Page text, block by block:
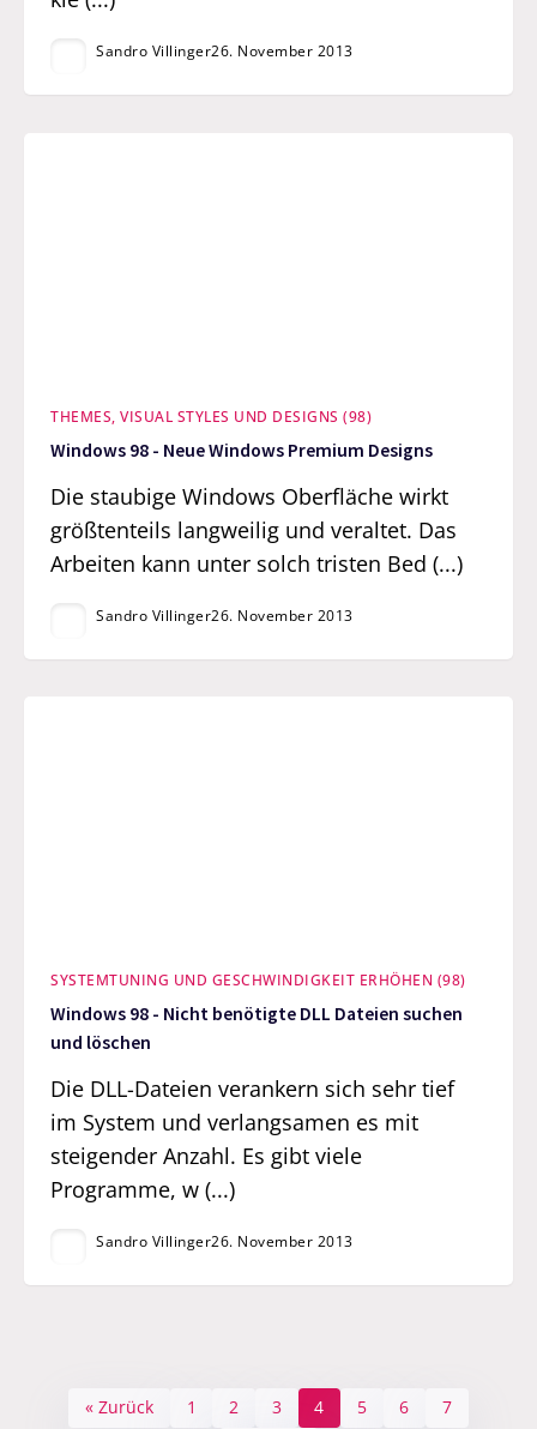
Sandro Villinger26. November 2013
THEMES, VISUAL STYLES UND DESIGNS (98)
Windows 98 - Neue Windows Premium Designs
Die staubige Windows Oberfläche wirkt
größtenteils langweilig und veraltet. Das
Arbeiten kann unter solch tristen Bed (...)
Sandro Villinger26. November 2013
SYSTEMTUNING UND GESCHWINDIGKEIT ERHÖHEN (98)
Windows 98 - Nicht benötigte DLL Dateien suchen
und löschen
Die DLL-Dateien verankern sich sehr tief
im System und verlangsamen es mit
steigender Anzahl. Es gibt viele
Programme, w (...)
Sandro Villinger26. November 2013
« Zurück 1 2 3 4 5 6
7